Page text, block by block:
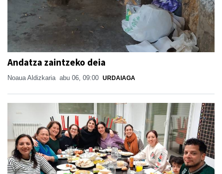
Andatza zaintzeko deia
Noaua Aldizkaria abu 06, 09:00 URDAIAGA